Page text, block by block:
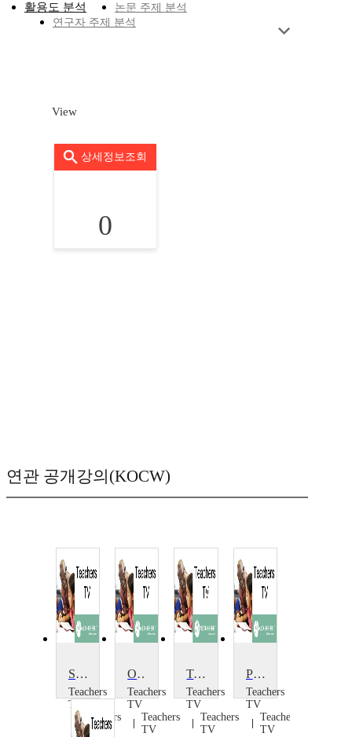
활용도 분석
논문 주제 분석
연구자 주제 분석
View
상세정보조회
0
연관 공개강의(KOCW)
Safety in Numbers
Teachers
TV
Teachers
TV
Online Safety
Teachers
TV
Teachers
TV
Teaching E-safety
Teachers
TV
Teachers
TV
Preventing Safety Hazards
Teachers
TV
Teachers
TV